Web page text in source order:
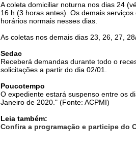
A coleta domiciliar noturna nos dias 24
16 h (3 horas antes). Os demais
horários normais nesses dias.
As coletas nos demais dias 23, 26, 27,
Sedac
Receberá demandas durante todo o
solicitações a partir do dia 02/01.
Poucotempo
O expediente estará suspenso entre os
Janeiro de 2020." (Fonte: ACPMI)
Leia também:
Confira a programação e participe do